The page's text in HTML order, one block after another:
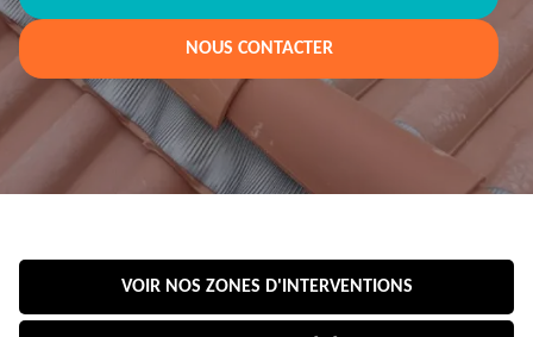
NOUS CONTACTER
VOIR NOS ZONES D'INTERVENTIONS